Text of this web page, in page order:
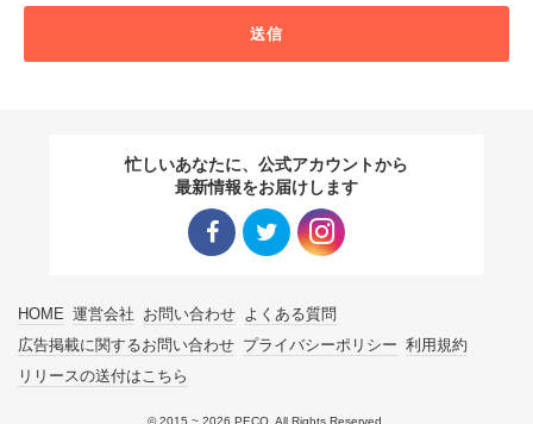
送信
忙しいあなたに、公式アカウントから
最新情報をお届けします
HOME 運営会社 お問い合わせ よくある質問
広告掲載に関するお問い合わせ プライバシーポリシー 利用規約
リリースの送付はこちら
© 2015 ~ 2026 PECO. All Rights Reserved.